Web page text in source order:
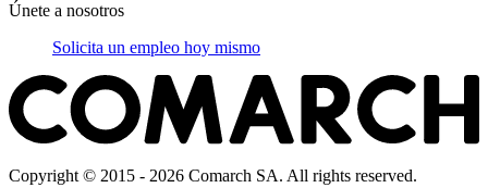
Únete a nosotros
Solicita un empleo hoy mismo
Copyright © 2015 - 2026 Comarch SA. All rights reserved.